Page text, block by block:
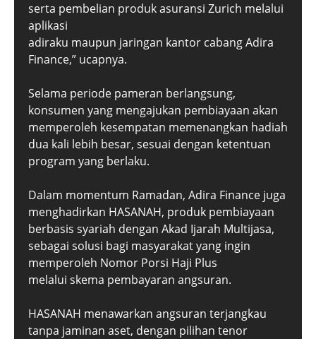
serta pembelian produk asuransi Zurich melalui
aplikasi
adiraku maupun jaringan kantor cabang Adira
Finance,” ucapnya.
Selama periode pameran berlangsung,
konsumen yang mengajukan pembiayaan akan
memperoleh kesempatan memenangkan hadiah
dua kali lebih besar, sesuai dengan ketentuan
program yang berlaku.
Dalam momentum Ramadan, Adira Finance juga
menghadirkan HASANAH, produk pembiayaan
berbasis syariah dengan Akad Ijarah Multijasa,
sebagai solusi bagi masyarakat yang ingin
memperoleh Nomor Porsi Haji Plus
melalui skema pembayaran angsuran.
HASANAH menawarkan angsuran terjangkau
tanpa jaminan aset, dengan pilihan tenor